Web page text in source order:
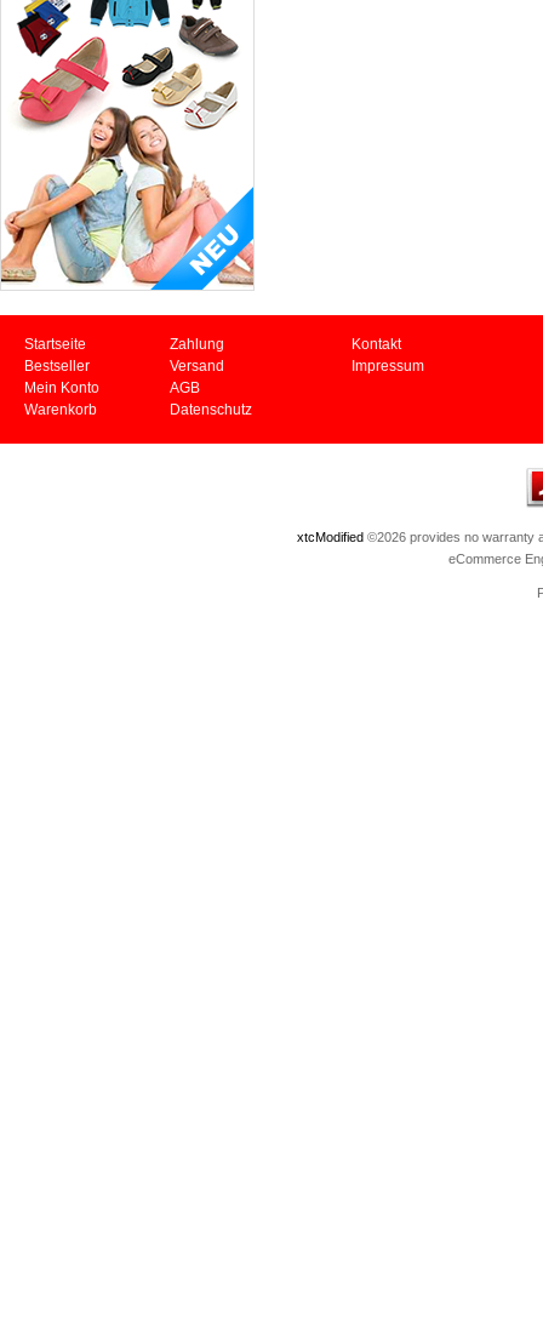
Startseite Zahlung
Kontakt
Bestseller
Versand
Impressum
Mein Konto
AGB
Warenkorb
Datenschutz
xtcModified©2026 provides no warranty
eCommerce